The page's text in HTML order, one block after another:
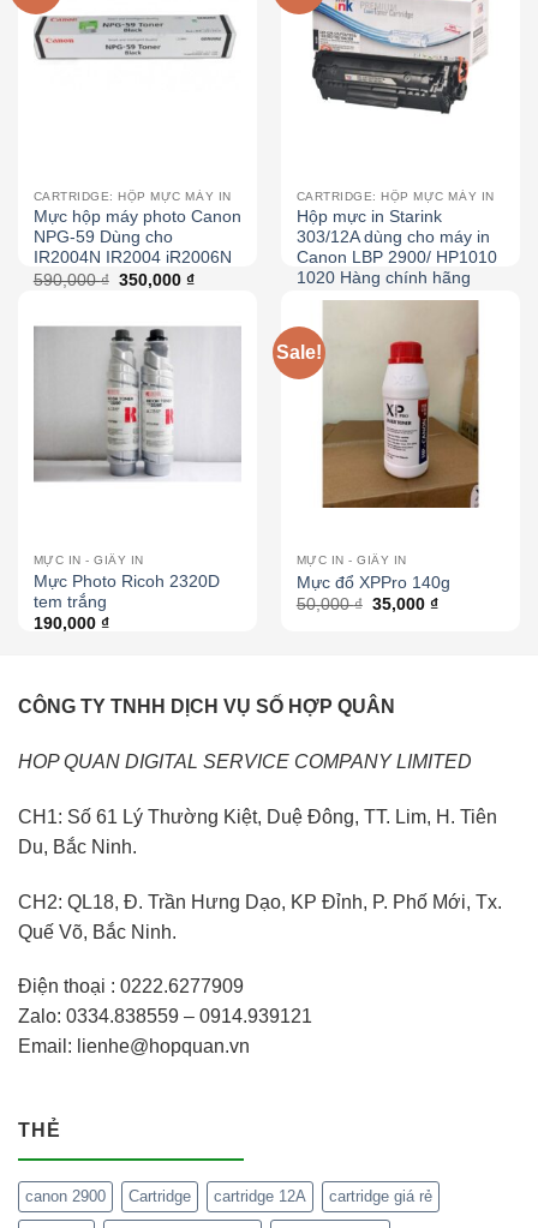
CARTRIDGE: HỘP MỰC MÁY IN
Mực hộp máy photo Canon
NPG-59 Dùng cho
IR2004N IR2004 iR2006N
590,000₫ 350,000 ₫
CARTRIDGE: HỘP MỰC MÁY IN
Hộp mực in Starink
303/12A dùng cho máy in
Canon LBP 2900/ HP1010
1020 Hàng chính hãng
230,000₫ 200,000₫
MỰC IN - GIẤY IN
Mực Photo Ricoh 2320D
tem trắng
190,000 ₫
Sale!
MỰC IN - GIẤY IN
Mực đổ XPPro 140g
50,000₫ 35,000 ₫
CÔNG TY TNHH DỊCH VỤ SỐ HỢP QUÂN
HOP QUAN DIGITAL SERVICE COMPANY LIMITED
CH1: Số 61 Lý Thường Kiệt, Duệ Đông, TT. Lim, H. Tiên
Du, Bắc Ninh.
CH2: QL18, Đ. Trần Hưng Dạo, KP Đỉnh, P. Phố Mới, Tx.
Quế Võ, Bắc Ninh.
Điện thoại : 0222.6277909
Zalo: 0334.838559 – 0914.939121
Email: lienhe@hopquan.vn
THẺ
canon 2900 Cartridge cartridge 12A cartridge giá rẻ